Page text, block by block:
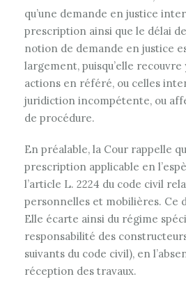
qu’une demande en justice
prescription ainsi que le délai
notion de demande en justice
largement, puisqu’elle recouvre
actions en référé, ou celles
juridiction incompétente, ou
de procédure.
En préalable, la Cour rappelle
prescription applicable en
l’article L. 2224 du code civil
personnelles et mobilières. Ce
Elle écarte ainsi du régime
responsabilité des
suivants du code civil), en
réception des travaux.